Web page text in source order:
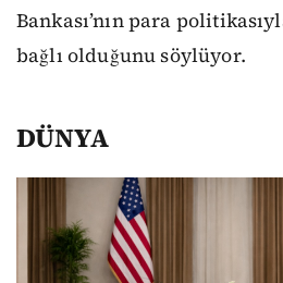
Bankası’nın para
bağlı olduğunu söylüyor.
DÜNYA